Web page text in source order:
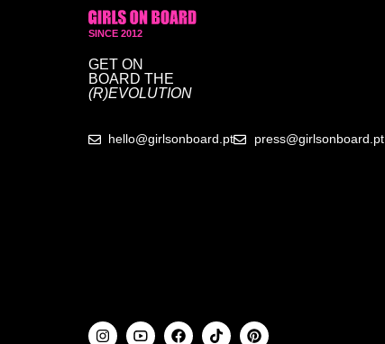
SINCE 2012
GET ON
BOARD THE
(R)EVOLUTION
hello@girlsonboard.pt press@girlsonboard.pt